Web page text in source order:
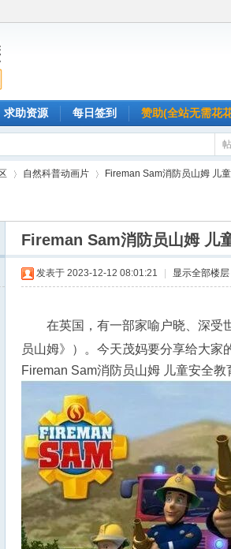
求助资源 每日签到 赞助(全站无需花
自然科普动画片
›
Fireman Sam消防员山姆 儿
Fireman Sam消防员山姆 儿
发表于 2023-12-12 08:01:21 显示全部楼层
在英国，有一部家喻户晓、深
员山姆》）。今天茂妈要分享给大家
Fireman Sam消防员山姆 儿童安全教